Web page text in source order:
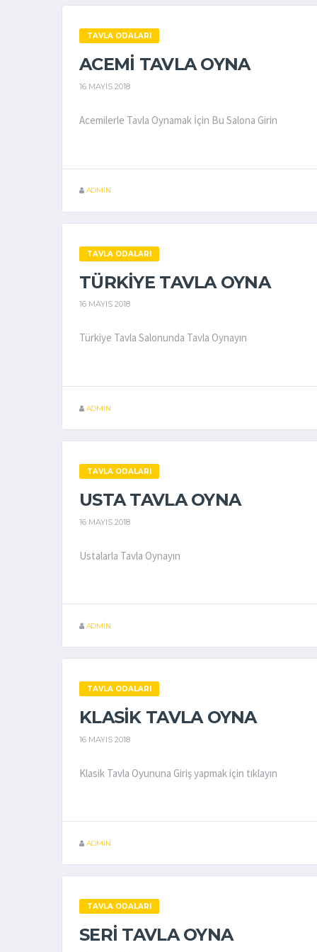
TAVLA ODALARI
ACEMI TAVLA OYNA
16 MAYIS 2018
Acemilerle Tavla Oynamak İçin Bu Salona Girin
ADMIN
TAVLA ODALARI
TÜRKIYE TAVLA OYNA
16 MAYIS 2018
Türkiye Tavla Salonunda Tavla Oynayın
ADMIN
TAVLA ODALARI
USTA TAVLA OYNA
16 MAYIS 2018
Ustalarla Tavla Oynayın
ADMIN
TAVLA ODALARI
KLASIK TAVLA OYNA
16 MAYIS 2018
Klasik Tavla Oyununa Giriş yapmak için tıklayın
ADMIN
TAVLA ODALARI
SERI TAVLA OYNA